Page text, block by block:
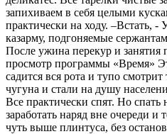
запихиваем в себя целыми
практически на ходу. –Встать,
казарму, подгоняемые
После ужина перекур и занятия
просмотр программы «Время»
садится вся рота и тупо
чугуна и стали на душу
Все практически спят. Но спать
заработать наряд вне очереди и
чуть выше плинтуса, без